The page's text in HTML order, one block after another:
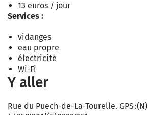
13 euros / jour
Services :
vidanges
eau propre
électricité
Wi-Fi
Y aller
Rue du Puech-de-La-Tourelle. GPS :(N)